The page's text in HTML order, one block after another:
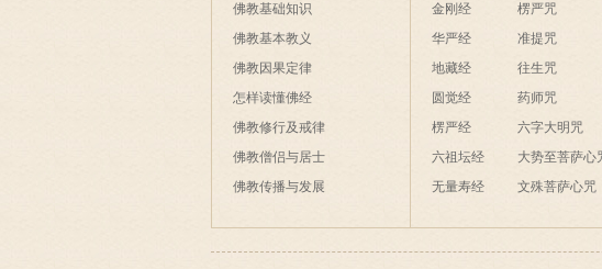
佛教基础知识
佛教基本教义
佛教因果定律
怎样读懂佛经
佛教修行及戒律
佛教僧侣与居士
佛教传播与发展
金刚经
华严经
地藏经
圆觉经
楞严经
六祖坛经
无量寿经
楞严咒
准提咒
往生咒
药师咒
六字大明咒
大势至菩萨心
文殊菩萨心咒